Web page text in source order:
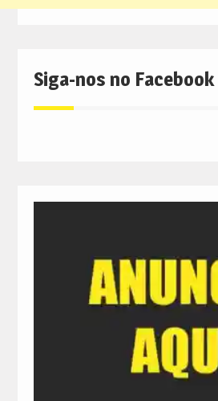
Siga-nos no Facebook